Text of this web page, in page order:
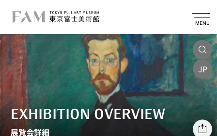
MENU
JP
EXHIBITION OVERVIEW
展覧会詳細